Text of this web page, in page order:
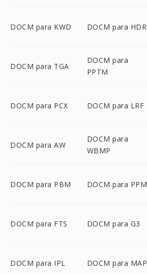
DOCM para KWD DOCM para HDR
DOCM para TGA
DOCM para
PPTM
DOCM para PCX DOCM para LRF
DOCM para AW
DOCM para
WBMP
DOCM para PBM DOCM para PPM
DOCM para FTS DOCM para G3
DOCM para IPL DOCM para MAP